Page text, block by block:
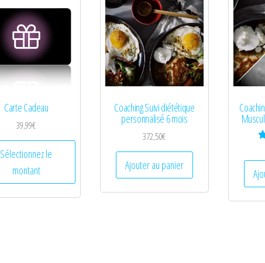
Carte Cadeau
39,99€
Sélectionnez le
montant
Ce
plusieurs
Coaching Suivi diététique
personnalisé 6 mois
372,50€
Ajouter au panier